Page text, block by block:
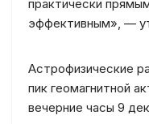
практически
эффективным», —
Астрофизические
пик геомагнитной
вечерние часы 9